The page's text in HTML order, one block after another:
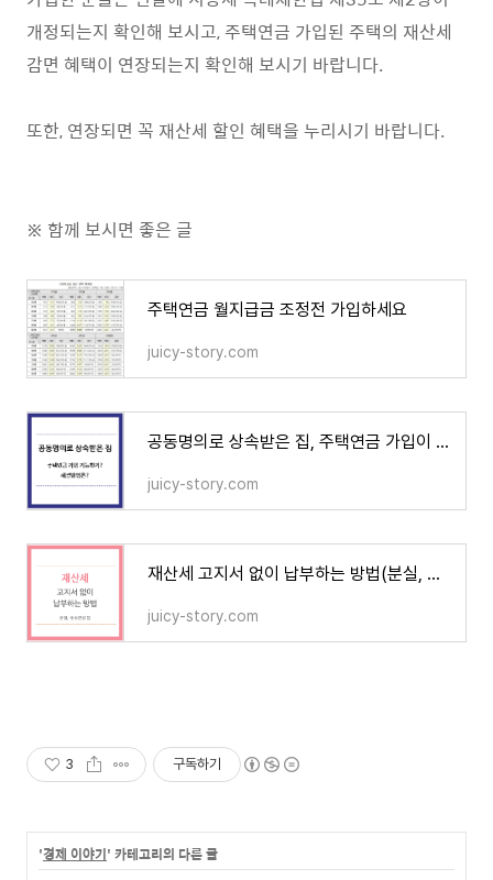
개정되는지 확인해 보시고, 주택연금 가입된 주택의 재산세
감면 혜택이 연장되는지 확인해 보시기 바랍니다.
또한, 연장되면 꼭 재산세 할인 혜택을 누리시기 바랍니다.
※ 함께 보시면 좋은 글
주택연금 월지급금 조정전 가입하세요
juicy-story.com
공동명의로 상속받은 집, 주택연금 가입이 가능한가? 가입방법은?
juicy-story.com
재산세 고지서 없이 납부하는 방법(분실, 주소변경 등)
juicy-story.com
3 구독하기
'경제 이야기' 카테고리의 다른 글